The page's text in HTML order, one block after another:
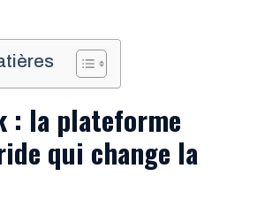
: la plateforme
qui change la